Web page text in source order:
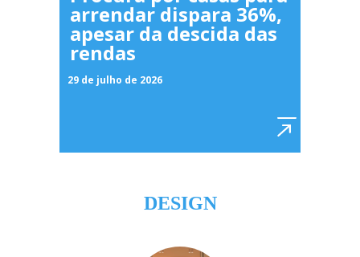
arrendar dispara 36%,
apesar da descida das
rendas
29 de julho de 2026
DESIGN